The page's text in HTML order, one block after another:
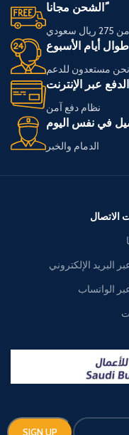
ًالشحن مجانا
أيام الأسبوع
نحن مستعدون للدعم
الدفع عبر الإنترنت
نظام دفع آمن
في نفس اليوم
الدمام والخبر
الاتصال
البريد الإلكتروني
الواتساب